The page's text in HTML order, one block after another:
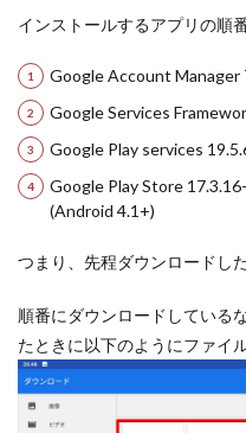
インストールするアプリの順
Google Account Manager
Google Services
Google Play services
Google Play Store
(Android 4.1+)
つまり、先程ダウンロードし
順番にダウンロードしている
たときに以下のようにファイ